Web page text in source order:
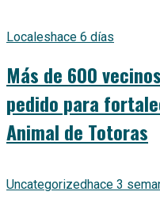
Localeshace 6 días
Más de 600
pedido para
Animal de Totoras
Uncategorized hace 3